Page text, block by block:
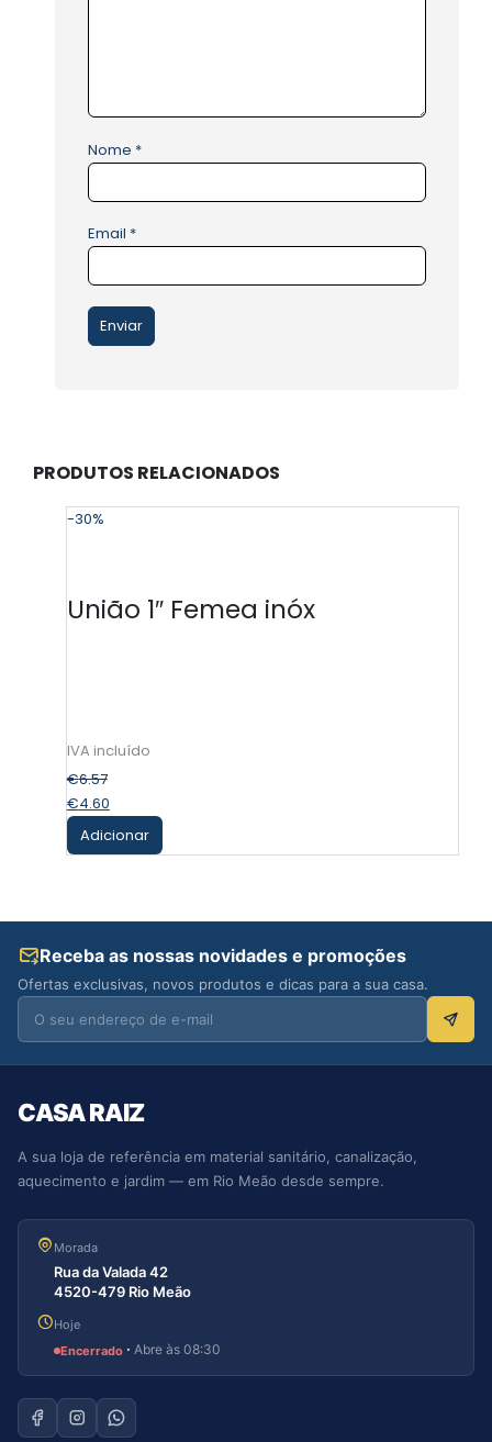
Nome *
Email *
PRODUTOS RELACIONADOS
-30%
União 1″ Femea inóx
€6.57
€4.60
Adicionar
Receba as nossas novidades e promoções
Ofertas exclusivas, novos produtos e dicas para a sua casa.
CASA RAIZ
A sua loja de referência em material sanitário, canalização,
aquecimento e jardim — em Rio Meão desde sempre.
Morada
Rua da Valada 42
4520-479 Rio Meão
Hoje
Encerrado · Abre às 08:30